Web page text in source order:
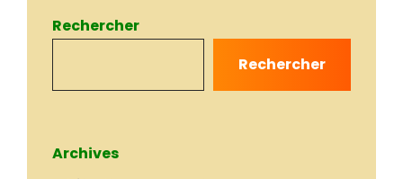
Rechercher
Rechercher
Archives